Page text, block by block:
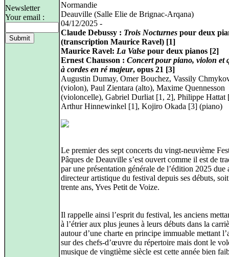
Newsletter
Your email :
Normandie
Deauville (Salle Elie de Brignac‑Arqana)
04/12/2025 -
Claude Debussy : Trois Nocturnes pour deux
(transcription Maurice Ravel) [1]
Maurice Ravel: La Valse pour deux pianos [2]
Ernest Chausson : Concert pour piano, violon et
à cordes en ré majeur, opus 21 [3]
Augustin Dumay, Omer Bouchez, Vassily
(violon), Paul Zientara (alto), Maxime Quennesson
(violoncelle), Gabriel Durliat [1, 2], Philippe Hattat
Arthur Hinnewinkel [1], Kojiro Okada [3] (piano)
Le premier des sept concerts du vingt-neuvième
Pâques de Deauville s’est ouvert comme il est de
par une présentation générale de l’édition 2025 due
directeur artistique du festival depuis ses débuts,
trente ans, Yves Petit de Voize.
Il rappelle ainsi l’esprit du festival, les anciens
à l’étrier aux plus jeunes à leurs débuts dans la
autour d’une charte en principe immuable mettant
sur des chefs‑d’œuvre du répertoire mais dont le
musique de vingtième siècle est cette année bien